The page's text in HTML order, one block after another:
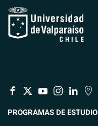
PROGRAMAS DE ESTUDIO